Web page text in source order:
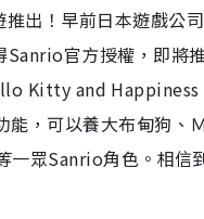
出！早前日本遊戲公司
官方授權，即將
Kitty and Happiness
能，可以養大布甸狗、
眾Sanrio角色。相信